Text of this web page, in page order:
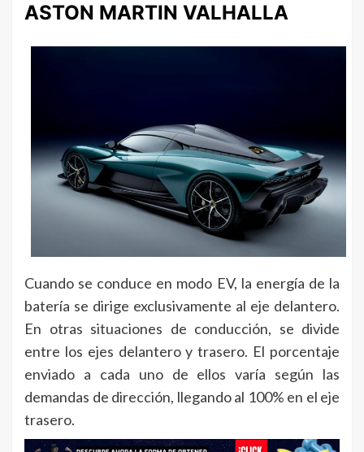
ASTON MARTIN VALHALLA
Cuando se conduce en modo EV, la energía de la
batería se dirige exclusivamente al eje delantero.
En otras situaciones de conducción, se divide
entre los ejes delantero y trasero. El porcentaje
enviado a cada uno de ellos varía según las
demandas de dirección, llegando al 100% en el eje
trasero.